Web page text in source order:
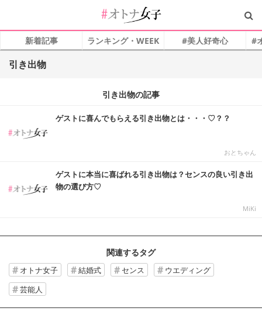
新着記事 ランキング・WEEK #美人好奇心 #
引き出物
引き出物の記事
ゲストに喜んでもらえる引き出物とは・・・♡？？
おとちゃん
ゲストに本当に喜ばれる引き出物は？センスの良い引き出
物の選び方♡
MiKi
関連するタグ
オトナ女子 結婚式 センス
ウエディング
芸能人